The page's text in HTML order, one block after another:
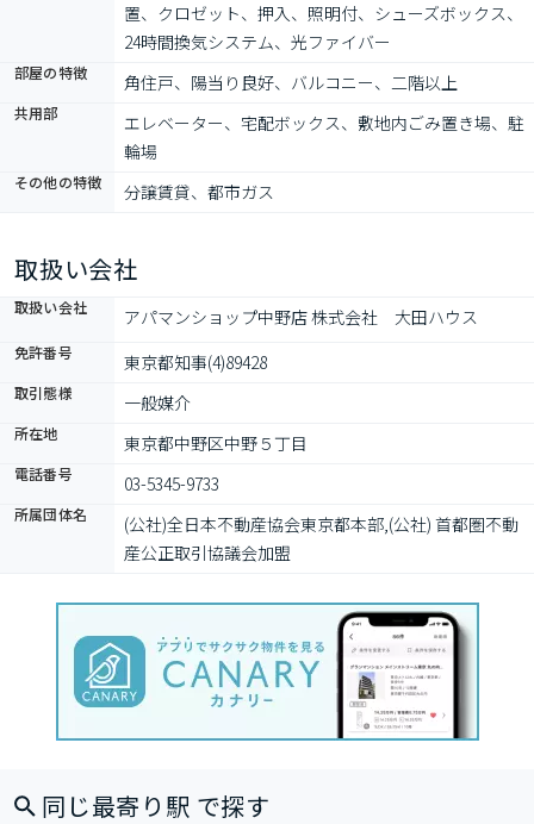
置、クロゼット、押入、照明付、シューズボックス、
24時間換気システム、光ファイバー
部屋の特徴 角住戸、陽当り良好、バルコニー、二階以上
共用部
エレベーター、宅配ボックス、敷地内ごみ置き場、駐
輪場
その他の特徴 分譲賃貸、都市ガス
取扱い会社
取扱い会社 アパマンショップ中野店 株式会社　大田ハウス
免許番号 東京都知事(4)89428
取引態様 一般媒介
所在地 東京都中野区中野５丁目
電話番号 03-5345-9733
所属団体名
(公社)全日本不動産協会東京都本部,(公社) 首都圏不動
産公正取引協議会加盟
同じ最寄り駅 で探す